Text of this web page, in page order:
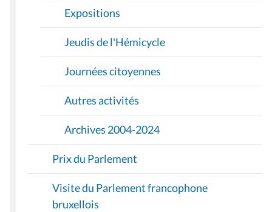
Expositions
Jeudis de l'Hémicycle
Journées citoyennes
Autres activités
Archives 2004-2024
Prix du Parlement
Visite du Parlement francophone
bruxellois